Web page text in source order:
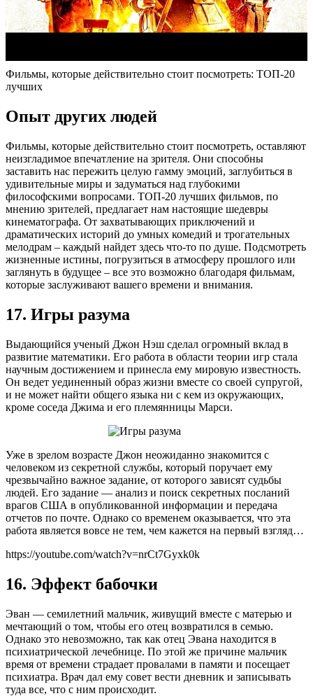
Фильмы, которые действительно стоит посмотреть: ТОП-20
лучших
Опыт других людей
Фильмы, которые действительно стоит посмотреть, оставляют
неизгладимое впечатление на зрителя. Они способны
заставить нас пережить целую гамму эмоций, заглубиться в
удивительные миры и задуматься над глубокими
философскими вопросами. ТОП-20 лучших фильмов, по
мнению зрителей, предлагает нам настоящие шедевры
кинематографа. От захватывающих приключений и
драматических историй до умных комедий и трогательных
мелодрам – каждый найдет здесь что-то по душе. Подсмотреть
жизненные истины, погрузиться в атмосферу прошлого или
заглянуть в будущее – все это возможно благодаря фильмам,
которые заслуживают вашего времени и внимания.
17. Игры разума
Выдающийся ученый Джон Нэш сделал огромный вклад в
развитие математики. Его работа в области теории игр стала
научным достижением и принесла ему мировую известность.
Он ведет уединенный образ жизни вместе со своей супругой,
и не может найти общего языка ни с кем из окружающих,
кроме соседа Джима и его племянницы Марси.
Уже в зрелом возрасте Джон неожиданно знакомится с
человеком из секретной службы, который поручает ему
чрезвычайно важное задание, от которого зависят судьбы
людей. Его задание — анализ и поиск секретных посланий
врагов США в опубликованной информации и передача
отчетов по почте. Однако со временем оказывается, что эта
работа является вовсе не тем, чем кажется на первый взгляд…
https://youtube.com/watch?v=nrCt7Gyxk0k
16. Эффект бабочки
Эван — семилетний мальчик, живущий вместе с матерью и
мечтающий о том, чтобы его отец возвратился в семью.
Однако это невозможно, так как отец Эвана находится в
психиатрической лечебнице. По этой же причине мальчик
время от времени страдает провалами в памяти и посещает
психиатра. Врач дал ему совет вести дневник и записывать
туда все, что с ним происходит.